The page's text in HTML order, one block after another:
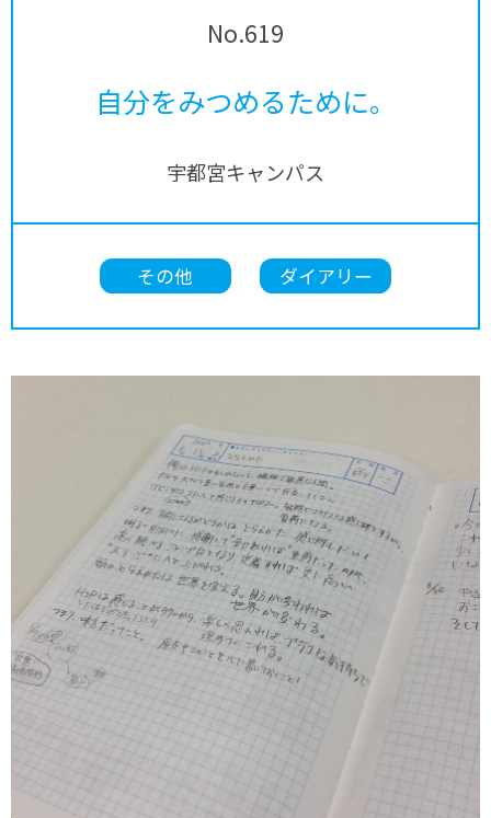
No.619
自分をみつめるために。
宇都宮キャンパス
その他 ダイアリー